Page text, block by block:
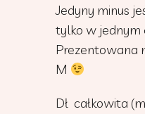
Jedyny minus
tylko w jednym
Prezentowana
M
Dł całkowita